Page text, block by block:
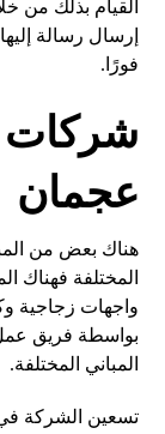
القيام بذلك من
إرسال رسالة
فورًا.
شركات
عجمان
هناك بعض من
المختلفة فهناك
واجهات زجاجية
بواسطة فريق
المباني المختلفة.
تسعين الشركة في